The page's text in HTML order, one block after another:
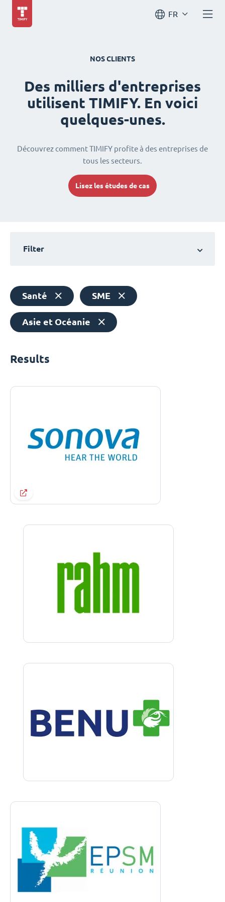
FR
NOS CLIENTS
Des milliers d'entreprises
utilisent TIMIFY. En voici
quelques-unes.
Découvrez comment TIMIFY profite à des entreprises de
tous les secteurs.
Lisez les études de cas
Filter
Santé SME
Asie et Océanie
Results